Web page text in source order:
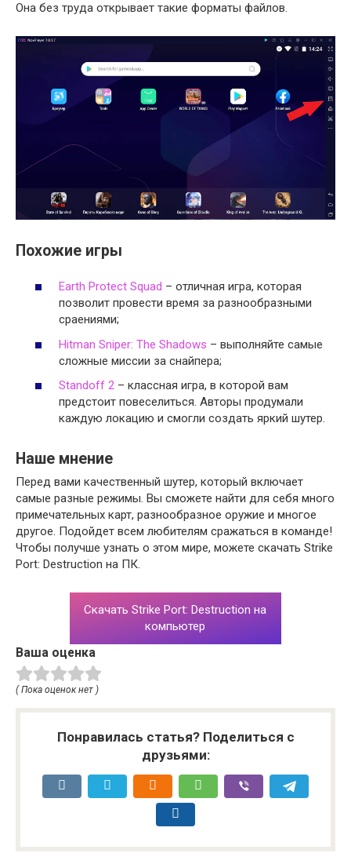
Она без труда открывает такие форматы файлов.
Похожие игры
Earth Protect Squad – отличная игра, которая
позволит провести время за разнообразными
сраениями;
Hitman Sniper: The Shadows – выполняйте самые
сложные миссии за снайпера;
Standoff 2 – классная игра, в которой вам
предстоит повеселиться. Авторы продумали
каждую локацию и смогли создать яркий шутер.
Наше мнение
Перед вами качественный шутер, который включает
самые разные режимы. Вы сможете найти для себя много
примечательных карт, разнообразное оружие и многое
другое. Подойдет всем любителям сражаться в команде!
Чтобы получше узнать о этом мире, можете скачать Strike
Port: Destruction на ПК.
Скачать Strike Port: Destruction на
компьютер
Ваша оценка
( Пока оценок нет )
Понравилась статья? Поделиться с
друзьями: